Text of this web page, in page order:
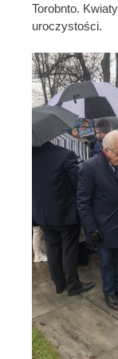
Torobnto.
uroczystości.